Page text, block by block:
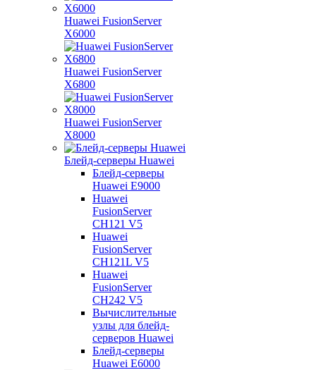
Huawei FusionServer
X6000
Huawei FusionServer
X6800
Huawei FusionServer
X8000
Блейд-серверы Huawei
Блейд-серверы
Huawei E9000
Huawei
FusionServer
CH121 V5
Huawei
FusionServer
CH121L V5
Huawei
FusionServer
CH242 V5
Вычислительные
узлы для блейд-
серверов Huawei
Блейд-серверы
Huawei E6000